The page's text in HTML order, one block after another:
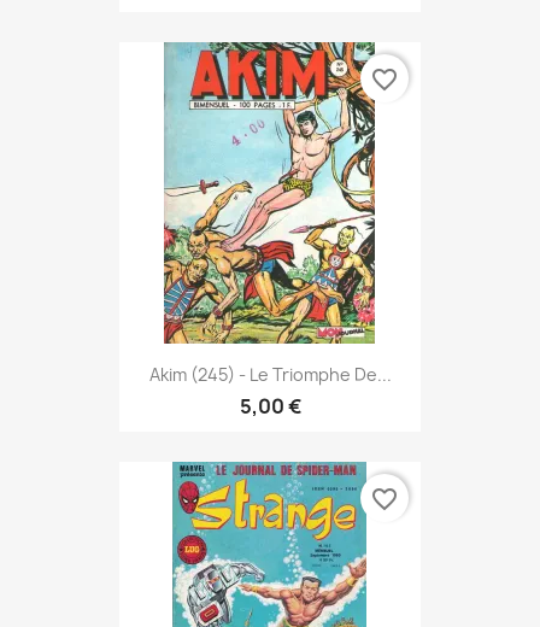
Akim (245) - Le Triomphe De...
5,00 €
favorite_border
favorite_border